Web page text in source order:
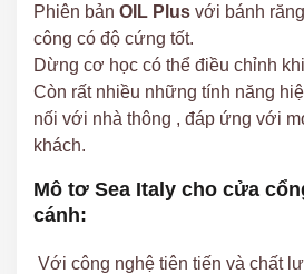
Phiên bản OIL Plus với bánh
công có độ cứng tốt.
Dừng cơ học có thể điều chỉnh
Còn rất nhiều những tính năng
nối với nhà thông , đáp ứng với
khách.
Mô tơ Sea Italy cho cửa
cánh:
Với công nghệ tiên tiến và chất